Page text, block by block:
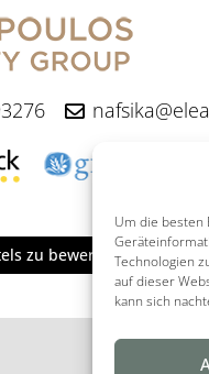
Um die besten
Technologien
auf dieser
kann sich
zu bewerten